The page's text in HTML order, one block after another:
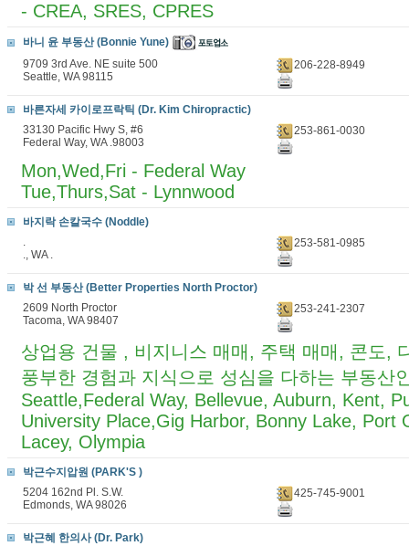
- CREA, SRES, CPRES
바니 윤 부동산 (Bonnie Yune)
9709 3rd Ave. NE suite 500
Seattle, WA 98115
206-228-8949
바른자세 카이로프락틱 (Dr. Kim Chiropractic)
33130 Pacific Hwy S, #6
Federal Way, WA .98003
253-861-0030
Mon,Wed,Fri - Federal Way
Tue,Thurs,Sat - Lynnwood
바지락 손칼국수 (Noddle)
.
., WA .
253-581-0985
박 선 부동산 (Better Properties North Proctor)
2609 North Proctor
Tacoma, WA 98407
253-241-2307
상업용 건물 , 비지니스 매매, 주택 매매, 콘도,
풍부한 경험과 지식으로 성심을 다하는 부동산
Seattle,Federal Way, Bellevue, Auburn, Kent,
University Place,Gig Harbor, Bonny Lake, Port
Lacey, Olympia
박근수지압원 (PARK'S )
5204 162nd Pl. S.W.
Edmonds, WA 98026
425-745-9001
박근혜 한의사 (Dr. Park)